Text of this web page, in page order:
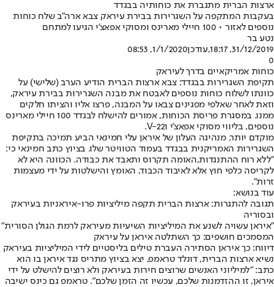
ארצות הברית מתגברת את כוחותיה בבגדד
בעקבות המתקפה על השגרירות בבירת עיראק צבא ארה"ב שלח כוחות
נוספים לאזור • 100 חיילי מארינס ומסוקי אפאצ'י הגיעו למתחם
נטע בר
31/12/2019, 18:17
,עודכן1/1/2020, 08:53
0
כוחות אמריקאיים בדרך לעיראק
תקיפת השגרירות בבגדד: צבא ארצות הברית הודיע הערב (שלישי) על
כוונתו לשלוח כוחות נוספים לאבטח את מבנה השגרירות בבירת עיראק,
וזאת לאחר שאלפי מפגינים צבאו על המבנה, פרצו אליו והציתו חלקים
ממנו. במסגרת פריסת הכוחות, אמורים להישלח לבגדד 100 חיילי מארינס
נוספים, בליווי מסוקי אפאצ'י וV-22.
מוקדם יותר, מנהיגה העלון של איראן עלי חמינאי הביע תמיכה בתקיפת
השגרירות האמריקנית בבגדד בעמוד הטוויטר שלו. בציוץ כתב חמינאי כי:
"ללא רוח ההתנגדות,האומה תקרוס ותאבד את כבודה. הכוונה היא לא
לקריסה כלפי חוץ אלא לאיבוד הכבוד, האומץ והישלטות על ידי מעצמות
זרות".
עוד בנושא:
תגובה להתגרות: ארצות הברית תקפה מיליציות פרו-איראניות בעיראק
ובסוריה
"איראן עשויה לשנע את המיליציות השיעיות מעיראק לרמת הגולן הסורית"
המסמכים חושפים: כך השתלטה איראן על עיראק
דיווח: כך איראן הסתירה העברת טילים בליסטיים לידי המיליציות בעיראק
נשיא ארצות הברית, דונלד טראמפ, יצא בציוץ מתריס נגד איראן בו הוא
כתב: "למיליוני האנשים שרוצים חירות בעיראק ולא רוצים להישלט על ידי
איראן, זו ההזדמנות שלכם, עכשיו זה הזמן שלכם". טראמפ גם כינס ישיבה